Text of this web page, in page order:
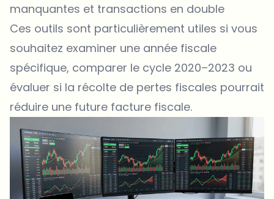
manquantes et transactions en double
Ces outils sont particulièrement utiles si vous
souhaitez examiner une année fiscale
spécifique, comparer le cycle 2020–2023 ou
évaluer si la récolte de pertes fiscales pourrait
réduire une future facture fiscale.